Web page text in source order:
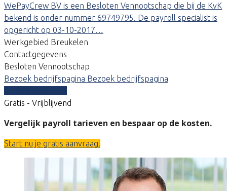
WePayCrew BV is een Besloten Vennootschap die bij de KvK
bekend is onder nummer 69749795. De payroll specialist is
opgericht op 03-10-2017…
Werkgebied Breukelen
Contactgegevens
Besloten Vennootschap
Bezoek bedrijfspagina Bezoek bedrijfspagina
Gratis - Vrijblijvend
Vergelijk payroll tarieven en bespaar op de kosten.
Start nu je gratis aanvraag!